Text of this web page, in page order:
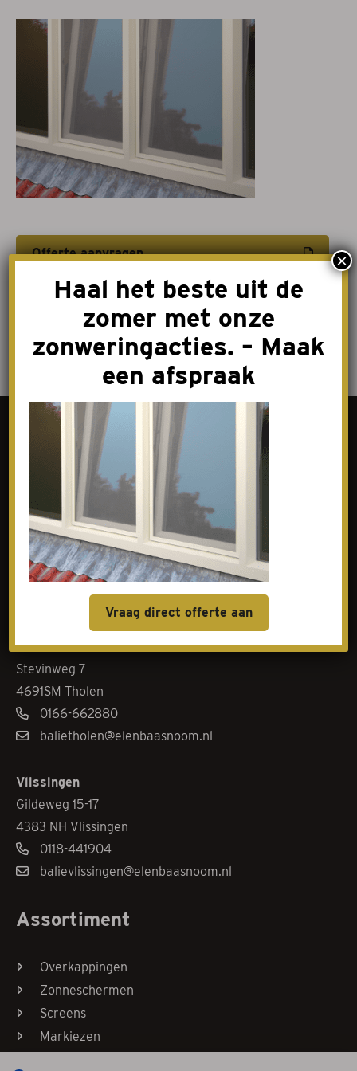
Projectzonwering
Over ons
Acties
Afspraak maken
Contact
Offerte aanvragen
Afspraak maken
Contact
Goes
Livingstoneweg 46
4462 GL Goes
0113-342101
baliegoes@elenbaasnoom.nl
Tholen
Stevinweg 7
4691SM Tholen
0166-662880
balietholen@elenbaasnoom.nl
Vlissingen
Gildeweg 15-17
4383 NH Vlissingen
0118-441904
balievlissingen@elenbaasnoom.nl
Assortiment
Overkappingen
Zonneschermen
Screens
Markiezen
Haal het beste uit de
zomer met onze
zonweringacties. – Maak
een afspraak
Vraag direct offerte aan
×